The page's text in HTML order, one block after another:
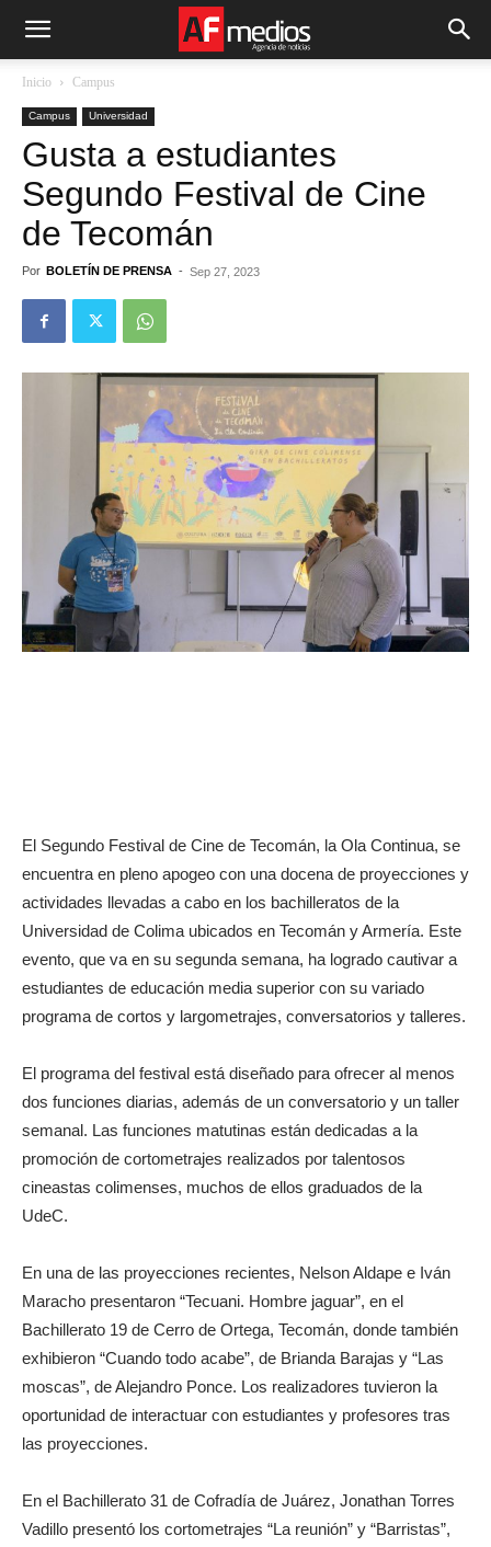
Inicio Campus
Campus Universidad
Gusta a estudiantes
Segundo Festival de Cine
de Tecomán
Por BOLETÍN DE PRENSA - Sep 27, 2023
El Segundo Festival de Cine de Tecomán, la Ola Continua, se
encuentra en pleno apogeo con una docena de proyecciones y
actividades llevadas a cabo en los bachilleratos de la
Universidad de Colima ubicados en Tecomán y Armería. Este
evento, que va en su segunda semana, ha logrado cautivar a
estudiantes de educación media superior con su variado
programa de cortos y largometrajes, conversatorios y talleres.
El programa del festival está diseñado para ofrecer al menos
dos funciones diarias, además de un conversatorio y un taller
semanal. Las funciones matutinas están dedicadas a la
promoción de cortometrajes realizados por talentosos
cineastas colimenses, muchos de ellos graduados de la
UdeC.
En una de las proyecciones recientes, Nelson Aldape e Iván
Maracho presentaron “Tecuani. Hombre jaguar”, en el
Bachillerato 19 de Cerro de Ortega, Tecomán, donde también
exhibieron “Cuando todo acabe”, de Brianda Barajas y “Las
moscas”, de Alejandro Ponce. Los realizadores tuvieron la
oportunidad de interactuar con estudiantes y profesores tras
las proyecciones.
En el Bachillerato 31 de Cofradía de Juárez, Jonathan Torres
Vadillo presentó los cortometrajes “La reunión” y “Barristas”,